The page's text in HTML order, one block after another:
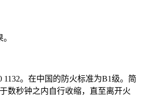
。在中国的防火标准为B1级。简
数秒钟之内自行收缩，直至离开火